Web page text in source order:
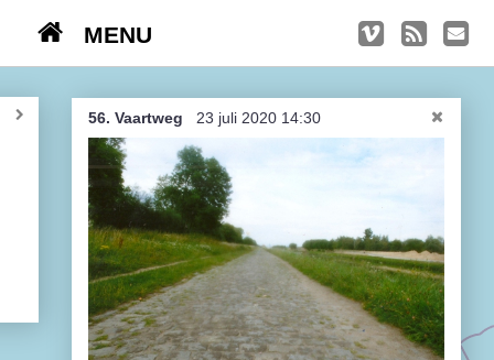
MENU
Kasseien
België / Duitsland / Nederland
Hoogtepunten
Soeperlange tocht
Afleveringen
56. Vaartweg 23 juli 2020 14:30